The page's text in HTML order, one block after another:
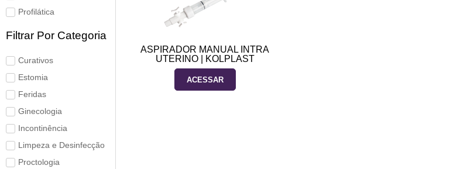
Profilática
Filtrar Por Categoria
Curativos
Estomia
Feridas
Ginecologia
Incontinência
Limpeza e Desinfecção
Proctologia
ASPIRADOR MANUAL INTRA
UTERINO | KOLPLAST
ACESSAR